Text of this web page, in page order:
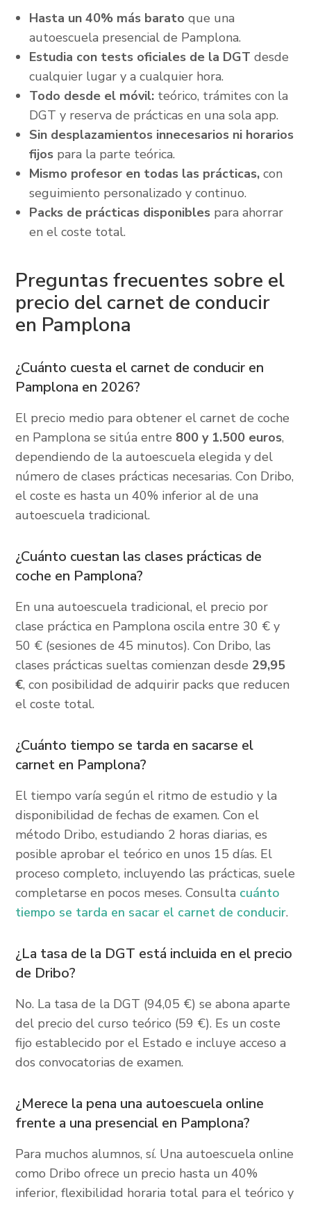
Hasta un 40% más barato que una
autoescuela presencial de Pamplona.
Estudia con tests oficiales de la DGT desde
cualquier lugar y a cualquier hora.
Todo desde el móvil: teórico, trámites con la
DGT y reserva de prácticas en una sola app.
Sin desplazamientos innecesarios ni horarios
fijos para la parte teórica.
Mismo profesor en todas las prácticas, con
seguimiento personalizado y continuo.
Packs de prácticas disponibles para ahorrar
en el coste total.
Preguntas frecuentes sobre el
precio del carnet de conducir
en Pamplona
¿Cuánto cuesta el carnet de conducir en
Pamplona en 2026?
El precio medio para obtener el carnet de coche
en Pamplona se sitúa entre 800 y 1.500 euros,
dependiendo de la autoescuela elegida y del
número de clases prácticas necesarias. Con Dribo,
el coste es hasta un 40% inferior al de una
autoescuela tradicional.
¿Cuánto cuestan las clases prácticas de
coche en Pamplona?
En una autoescuela tradicional, el precio por
clase práctica en Pamplona oscila entre 30 € y
50 € (sesiones de 45 minutos). Con Dribo, las
clases prácticas sueltas comienzan desde 29,95
€, con posibilidad de adquirir packs que reducen
el coste total.
¿Cuánto tiempo se tarda en sacarse el
carnet en Pamplona?
El tiempo varía según el ritmo de estudio y la
disponibilidad de fechas de examen. Con el
método Dribo, estudiando 2 horas diarias, es
posible aprobar el teórico en unos 15 días. El
proceso completo, incluyendo las prácticas, suele
completarse en pocos meses. Consulta cuánto
tiempo se tarda en sacar el carnet de conducir.
¿La tasa de la DGT está incluida en el precio
de Dribo?
No. La tasa de la DGT (94,05 €) se abona aparte
del precio del curso teórico (59 €). Es un coste
fijo establecido por el Estado e incluye acceso a
dos convocatorias de examen.
¿Merece la pena una autoescuela online
frente a una presencial en Pamplona?
Para muchos alumnos, sí. Una autoescuela online
como Dribo ofrece un precio hasta un 40%
inferior, flexibilidad horaria total para el teórico y